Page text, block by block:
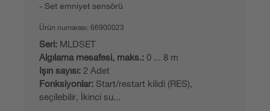
Set emniyet sensörü
Ürün numarası: 66900023
Seri: MLDSET
Algılama mesafesi, maks.: 0 ... 8 m
Işın sayısı: 2 Adet
Fonksiyonlar: Start/restart kilidi (RES),
seçilebilir, İkinci su...